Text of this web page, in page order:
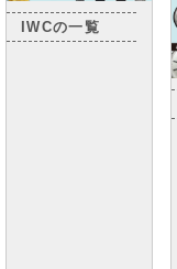
IWCの一覧